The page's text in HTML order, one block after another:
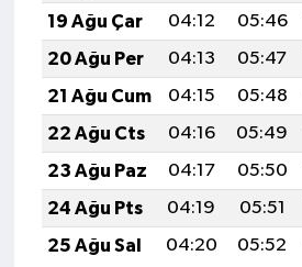
19 Ağu Çar
04:12 05:46
20 Ağu Per
04:13 05:47
21 Ağu Cum
04:15 05:48
22 Ağu Cts
04:16 05:49
23 Ağu Paz
04:17 05:50
24 Ağu Pts
04:19 05:51
25 Ağu Sal
04:20 05:52